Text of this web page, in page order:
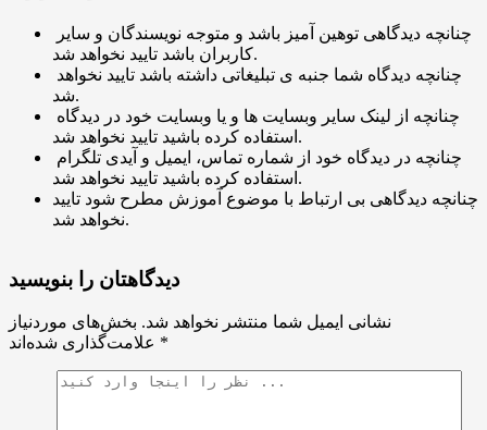
کاربران باشد تایید نخواهد شد.
شد.
استفاده کرده باشید تایید نخواهد شد.
استفاده کرده باشید تایید نخواهد شد.
چنانچه دیدگاهی بی ارتباط با موضوع آموزش مطرح شود تایید
نخواهد شد.
دیدگاهتان را بنویسید
نشانی ایمیل شما منتشر نخواهد شد. بخش‌های موردنیاز
*